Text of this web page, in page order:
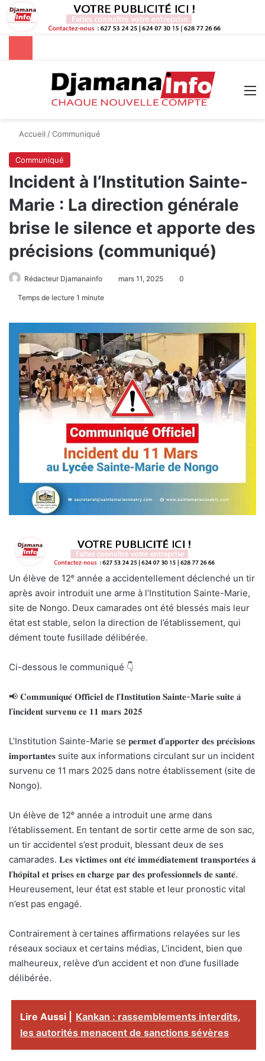
Rechercher
Accueil /Communiqué
Communiqué
Incident à l’Institution Sainte-
Marie : La direction générale
brise le silence et apporte des
précisions (communiqué)
Rédacteur Djamanainfo mars 11, 2025 0
Temps de lecture 1 minute
Un élève de 12ᵉ année a accidentellement déclenché un tir
après avoir introduit une arme à l’Institution Sainte-Marie,
site de Nongo. Deux camarades ont été blessés mais leur
état est stable, selon la direction de l’établissement, qui
dément toute fusillade délibérée.
Ci-dessous le communiqué 👇
📢 𝐂𝐨𝐦𝐦𝐮𝐧𝐢𝐪𝐮𝐞́ 𝐎𝐟𝐟𝐢𝐜𝐢𝐞𝐥 𝐝𝐞 𝐥’𝐈𝐧𝐬𝐭𝐢𝐭𝐮𝐭𝐢𝐨𝐧 𝐒𝐚𝐢𝐧𝐭𝐞-𝐌𝐚𝐫𝐢𝐞 𝐬𝐮𝐢𝐭𝐞 𝐚̀
𝐥’𝐢𝐧𝐜𝐢𝐝𝐞𝐧𝐭 𝐬𝐮𝐫𝐯𝐞𝐧𝐮 𝐜𝐞 𝟏𝟏 𝐦𝐚𝐫𝐬 𝟐𝟎𝟐𝟓
L’Institution Sainte-Marie se 𝐩𝐞𝐫𝐦𝐞𝐭 𝐝’𝐚𝐩𝐩𝐨𝐫𝐭𝐞𝐫 𝐝𝐞𝐬 𝐩𝐫𝐞́𝐜𝐢𝐬𝐢𝐨𝐧𝐬
𝐢𝐦𝐩𝐨𝐫𝐭𝐚𝐧𝐭𝐞𝐬 suite aux informations circulant sur un incident
survenu ce 11 mars 2025 dans notre établissement (site de
Nongo).
Un élève de 12ᵉ année a introduit une arme dans
l’établissement. En tentant de sortir cette arme de son sac,
un tir accidentel s’est produit, blessant deux de ses
camarades. 𝐋𝐞𝐬 𝐯𝐢𝐜𝐭𝐢𝐦𝐞𝐬 𝐨𝐧𝐭 𝐞́𝐭𝐞́ 𝐢𝐦𝐦𝐞́𝐝𝐢𝐚𝐭𝐞𝐦𝐞𝐧𝐭 𝐭𝐫𝐚𝐧𝐬𝐩𝐨𝐫𝐭𝐞́𝐞𝐬 𝐚̀
𝐥’𝐡𝐨̂𝐩𝐢𝐭𝐚𝐥 𝐞𝐭 𝐩𝐫𝐢𝐬𝐞𝐬 𝐞𝐧 𝐜𝐡𝐚𝐫𝐠𝐞 𝐩𝐚𝐫 𝐝𝐞𝐬 𝐩𝐫𝐨𝐟𝐞𝐬𝐬𝐢𝐨𝐧𝐧𝐞𝐥𝐬 𝐝𝐞 𝐬𝐚𝐧𝐭𝐞́.
Heureusement, leur état est stable et leur pronostic vital
n’est pas engagé.
Contrairement à certaines affirmations relayées sur les
réseaux sociaux et certains médias, L’incident, bien que
malheureux, relève d’un accident et non d’une fusillade
délibérée.
Lire Aussi |
Kankan : rassemblements interdits,
les autorités menacent de sanctions sévères